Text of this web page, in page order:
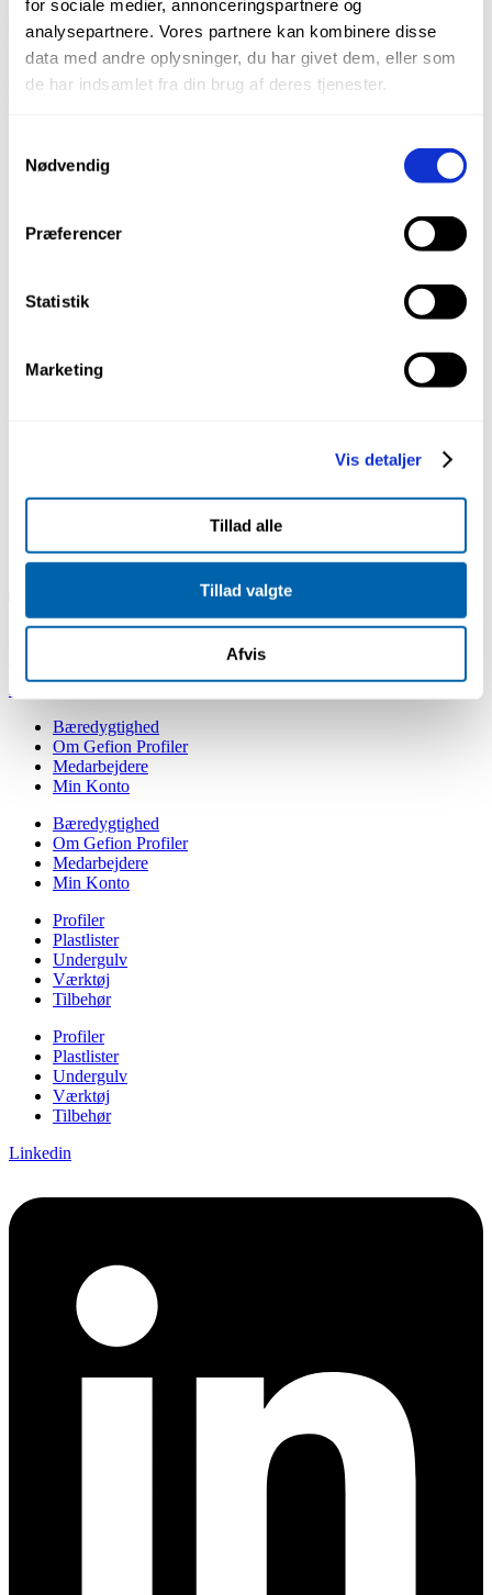
for sociale medier, annonceringspartnere og
analysepartnere. Vores partnere kan kombinere disse
data med andre oplysninger, du har givet dem, eller som
de har indsamlet fra din brug af deres tjenester.
Nødvendig
Præferencer
Statistik
Marketing
Vis detaljer
Tillad alle
Tillad valgte
Afvis
midthuller, eller uden skruer for en mere diskret installation, der
undgår synlige befæstelser.
Relaterede produkter
67 x 32 mm Trappeforkant
48 x 18 mm Trappeforkant
Sabroesvej 16
kontakt@gefionprofiler.dk
Bæredygtighed
Om Gefion Profiler
Medarbejdere
Min Konto
Bæredygtighed
Om Gefion Profiler
Medarbejdere
Min Konto
Profiler
Plastlister
Undergulv
Værktøj
Tilbehør
Profiler
Plastlister
Undergulv
Værktøj
Tilbehør
Linkedin